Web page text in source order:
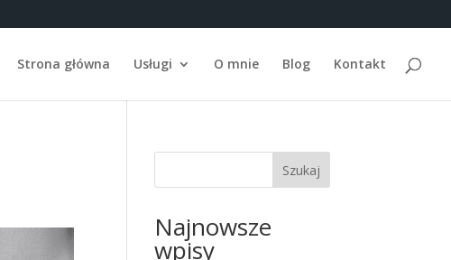
Strona główna Usługi O mnie Blog Kontakt
Szukaj
Najnowsze
wpisy